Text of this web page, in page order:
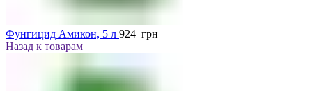
Фунгицид Амикон, 5 л 924 грн
Назад к товарам